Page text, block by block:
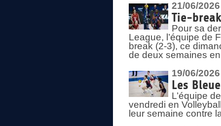
21/06/2026
Tie-
Pour sa
League, l’équipe de
break (2-3), ce
de deux semaines
19/06/2026
Les
L’équipe
vendredi en
leur semaine contre